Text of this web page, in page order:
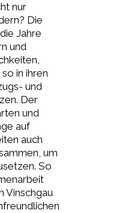
nur
Die
Jahre
und
in ihren
und
Der
und
auf
auch
um
So
Vinschgau